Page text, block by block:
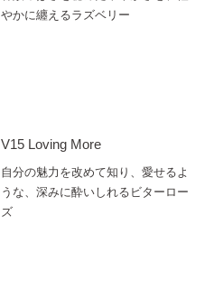
やかに纏えるラズベリー
V15 Loving More
自分の魅力を改めて知り、愛せるよ
うな、深みに酔いしれるビターロー
ズ